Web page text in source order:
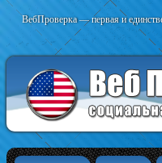
ВебПроверка — первая и